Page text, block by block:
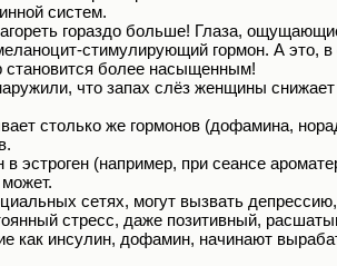
систем.
гораздо больше! Глаза,
стимулирующий гормон. А это, в
становится более насыщенным!
что запах слёз женщины снижает
столько же гормонов (дофамина,
эстроген (например, при сеансе
сетях, могут вызвать
стресс, даже позитивный,
как инсулин, дофамин, начинают